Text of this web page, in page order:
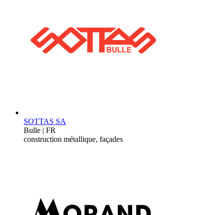
SOTTAS SA
Bulle | FR
construction métallique, façades